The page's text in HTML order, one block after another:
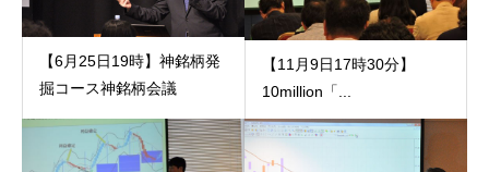
【6月25日19時】神銘柄発
掘コース神銘柄会議
【11月9日17時30分】
10million「...